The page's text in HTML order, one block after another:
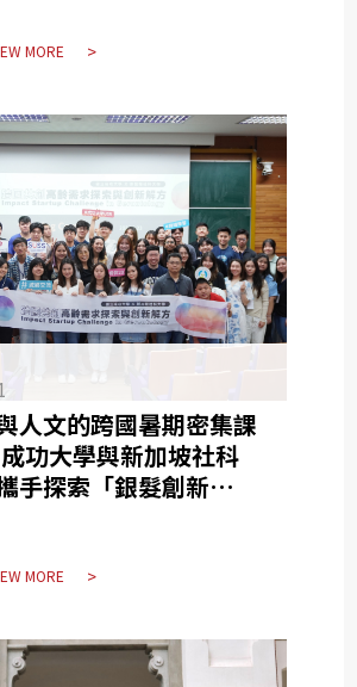
MORE
人文的跨國暑期密集課
功大學與新加坡社科
手探索「銀髮創新」的
MORE